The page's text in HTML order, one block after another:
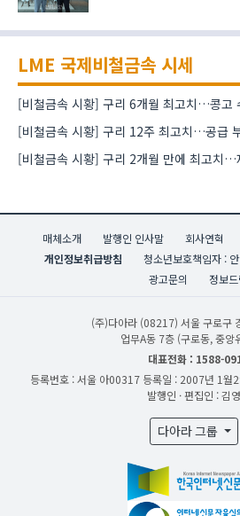
LME 국제비철금속 시세
[비철금속 시황] 구리 6개월 최고치…콩고
[비철금속 시황] 구리 12주 최고치…공급
매체소개 발행인 인사말 회사연혁
개인정보취급방침
청소년보호책임자 :
광고문의
정보드
(주)다아라 (08217) 서울 구로구
업무A동 7층 (구로동, 중앙
대표전화 : 1588-
등록번호 : 서울 아00317 등록일 : 2007년 1월
발행인 · 편집인 : 김
다아라 그룹